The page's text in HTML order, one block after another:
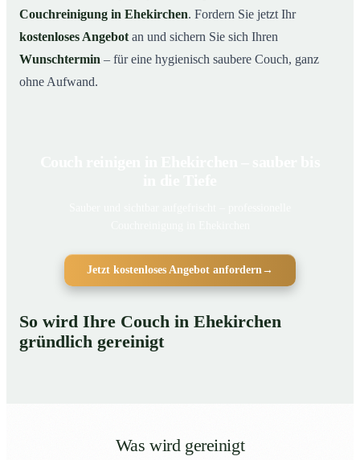
Couchreinigung in Ehekirchen. Fordern Sie jetzt Ihr
kostenloses Angebot an und sichern Sie sich Ihren
Wunschtermin – für eine hygienisch saubere Couch, ganz
ohne Aufwand.
Jetzt kostenloses Angebot anfordern→
So wird Ihre Couch in Ehekirchen
gründlich gereinigt
Was wird gereinigt